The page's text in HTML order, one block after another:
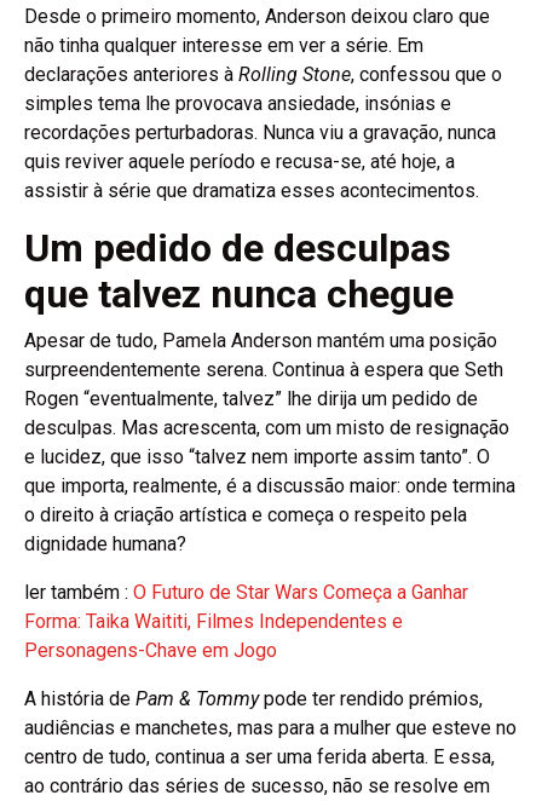
Desde o primeiro momento, Anderson deixou claro que
não tinha qualquer interesse em ver a série. Em
declarações anteriores à Rolling Stone, confessou que o
simples tema lhe provocava ansiedade, insónias e
recordações perturbadoras. Nunca viu a gravação, nunca
quis reviver aquele período e recusa-se, até hoje, a
assistir à série que dramatiza esses acontecimentos.
Um pedido de desculpas
que talvez nunca chegue
Apesar de tudo, Pamela Anderson mantém uma posição
surpreendentemente serena. Continua à espera que Seth
Rogen “eventualmente, talvez” lhe dirija um pedido de
desculpas. Mas acrescenta, com um misto de resignação
e lucidez, que isso “talvez nem importe assim tanto”. O
que importa, realmente, é a discussão maior: onde termina
o direito à criação artística e começa o respeito pela
dignidade humana?
ler também : O Futuro de Star Wars Começa a Ganhar
Forma: Taika Waititi, Filmes Independentes e
Personagens-Chave em Jogo
A história de Pam & Tommypode ter rendido prémios,
audiências e manchetes, mas para a mulher que esteve no
centro de tudo, continua a ser uma ferida aberta. E essa,
ao contrário das séries de sucesso, não se resolve em